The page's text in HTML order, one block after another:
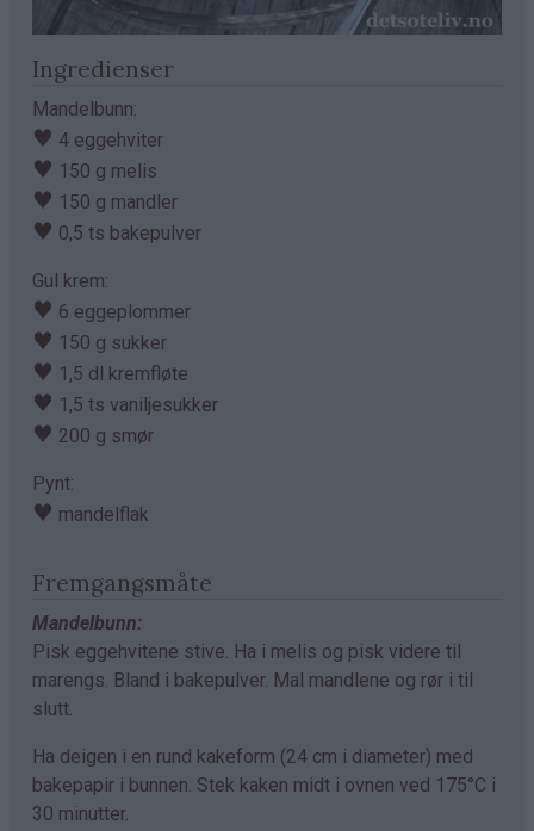
Ingredienser
Mandelbunn:
♥ 4 eggehviter
♥ 150 g melis
♥ 150 g mandler
♥ 0,5 ts bakepulver
Gul krem:
♥ 6 eggeplommer
♥ 150 g sukker
♥ 1,5 dl kremfløte
♥ 1,5 ts vaniljesukker
♥ 200 g smør
Pynt:
♥ mandelflak
Fremgangsmåte
Mandelbunn:
Pisk eggehvitene stive. Ha i melis og pisk videre til
marengs. Bland i bakepulver. Mal mandlene og rør i til
slutt.
Ha deigen i en rund kakeform (24 cm i diameter) med
bakepapir i bunnen. Stek kaken midt i ovnen ved 175°C i
30 minutter.